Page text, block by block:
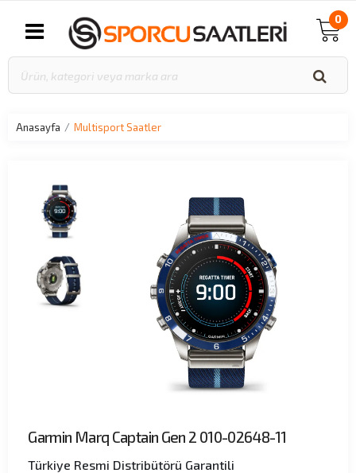
0
Anasayfa Multisport Saatler
Garmin Marq Captain Gen 2 010-02648-11
Türkiye Resmi Distribütörü Garantili